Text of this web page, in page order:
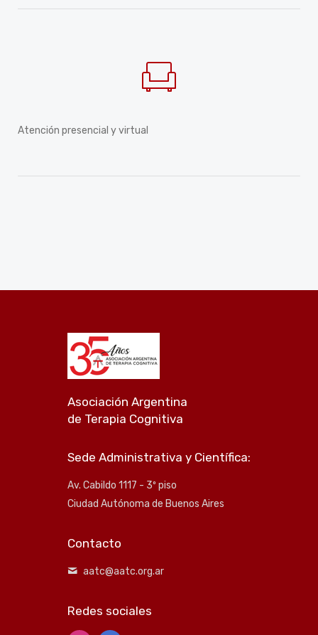
Atención presencial y virtual
Asociación Argentina
de Terapia Cognitiva
Sede Administrativa y Científica:
Av. Cabildo 1117 - 3º piso
Ciudad Autónoma de Buenos Aires
Contacto
aatc@aatc.org.ar
Redes sociales